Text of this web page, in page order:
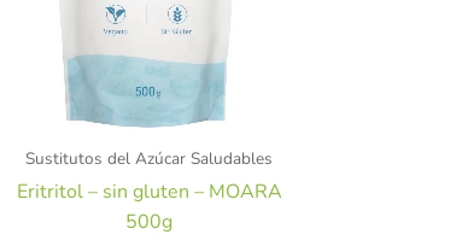
Sustitutos del Azúcar Saludables
Eritritol – sin gluten – MOARA
500g